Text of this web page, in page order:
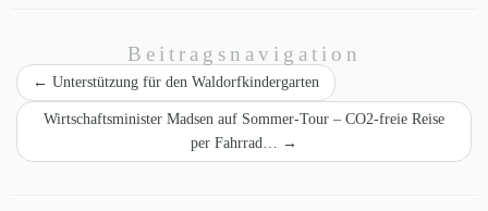
Beitragsnavigation
← Unterstützung für den Waldorfkindergarten
Wirtschaftsminister Madsen auf Sommer-Tour – CO2-freie Reise
per Fahrrad… →